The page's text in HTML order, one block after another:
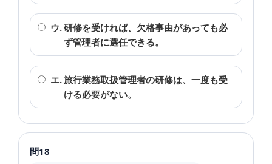
ウ.研修を受ければ、欠格事由があっても必
ず管理者に選任できる。
エ.旅行業務取扱管理者の研修は、一度も受
ける必要がない。
問18